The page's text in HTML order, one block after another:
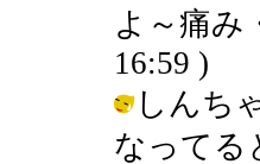
よ～痛み
16:59 )
しんち
なってる